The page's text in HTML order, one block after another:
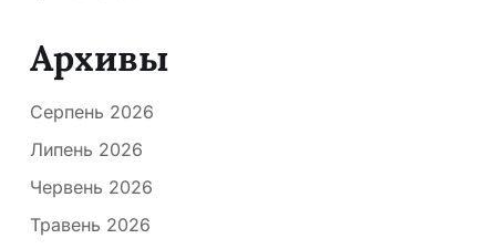
Архивы
Серпень 2026
Липень 2026
Червень 2026
Травень 2026